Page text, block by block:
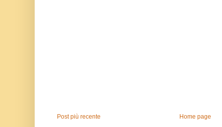
Post più recente Home page